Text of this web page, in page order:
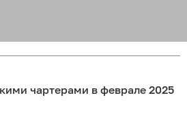
чартерами в феврале 2025